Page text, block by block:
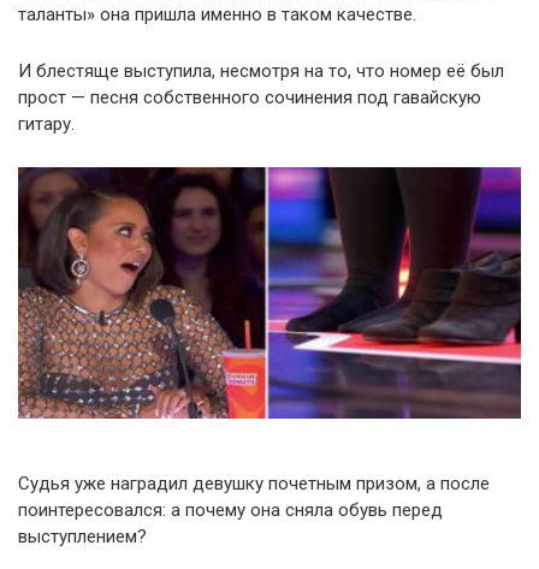
таланты» она пришла именно в таком качестве.
И блестяще выступила, несмотря на то, что номер её был
прост — песня собственного сочинения под гавайскую
гитару.
Судья уже наградил девушку почетным призом, а после
поинтересовался: а почему она сняла обувь перед
выступлением?